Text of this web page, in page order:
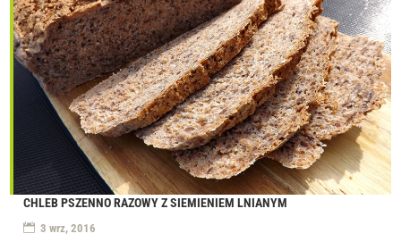
CHLEB PSZENNO RAZOWY Z SIEMIENIEM LNIANYM
3 wrz, 2016